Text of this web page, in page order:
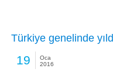
Türkiye genelinde
19
Oca
2016